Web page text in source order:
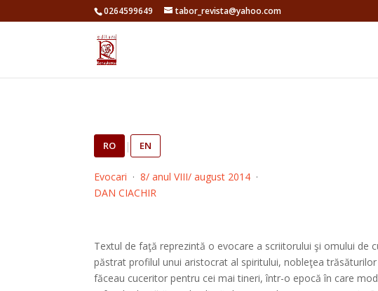
0264599649 tabor_revista@yahoo.com
RO | EN
Evocari ·8/ anul VIII/ august 2014 ·
DAN CIACHIR
Textul de faţă reprezintă o evocare a scriitorului şi omului de
păstrat profilul unui aristocrat al spiritului, nobleţea
făceau cuceritor pentru cei mai tineri, într-o epocă în care